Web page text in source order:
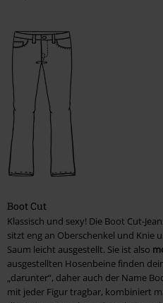
Boot Cut
Klassisch und sexy! Die Boot Cut-
sitzt eng an Oberschenkel und Knie
Saum leicht ausgestellt. Sie ist also
ausgestellten Hosenbeine finden
„darunter“, daher auch der Name
mit jeder Figur tragbar, kombiniert